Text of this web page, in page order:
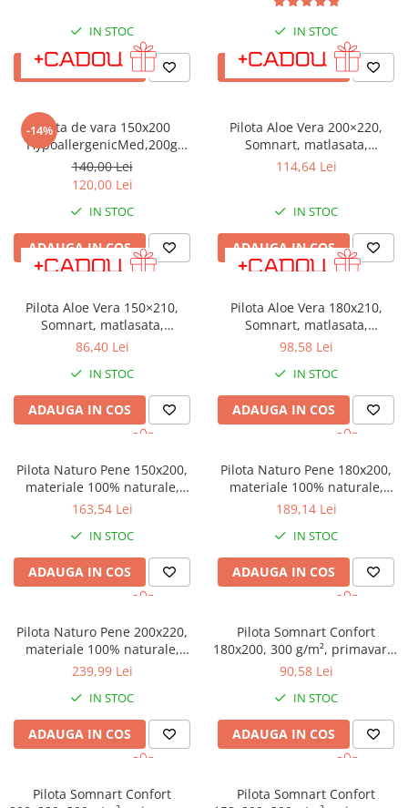
IN STOC
ADAUGA IN COS
IN STOC
ADAUGA IN COS
-14%
Pilota de vara 150x200
HypoallergenicMed,200g
PLT11
140,00 Lei
120,00 Lei
IN STOC
ADAUGA IN COS
Pilota Aloe Vera 200×220,
Somnart, matlasata,
umplutura medie-groasa 300
114,64 Lei
IN STOC
ADAUGA IN COS
Pilota Aloe Vera 150×210,
Somnart, matlasata,
umplutura medie-groasa 300
toamna
86,40 Lei
IN STOC
ADAUGA IN COS
Pilota Aloe Vera 180x210,
Somnart, matlasata,
umplutura medie-groasa 300
toamna
98,58 Lei
IN STOC
ADAUGA IN COS
Pilota Naturo Pene 150x200,
materiale 100% naturale,
tesatura bumbac, mentine
163,54 Lei
IN STOC
ADAUGA IN COS
Pilota Naturo Pene 180x200,
materiale 100% naturale,
tesatura bumbac, mentine
189,14 Lei
IN STOC
ADAUGA IN COS
Pilota Naturo Pene 200x220,
materiale 100% naturale,
tesatura bumbac, mentine
239,99 Lei
IN STOC
ADAUGA IN COS
Pilota Somnart Confort
180x200, 300 g/m², primavara-
toamna
90,58 Lei
IN STOC
ADAUGA IN COS
Pilota Somnart Confort
Pilota Somnart Confort